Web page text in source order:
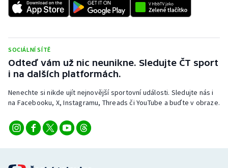
Veslování
Volejbal
Ostatní
SOCIÁLNÍ SÍTĚ
Odteď vám už nic neunikne. Sledujte ČT sport
i na dalších platformách.
Nenechte si nikde ujít nejnovější sportovní události. Sledujte nás i
na Facebooku, X, Instagramu, Threads či YouTube a buďte v obraze.